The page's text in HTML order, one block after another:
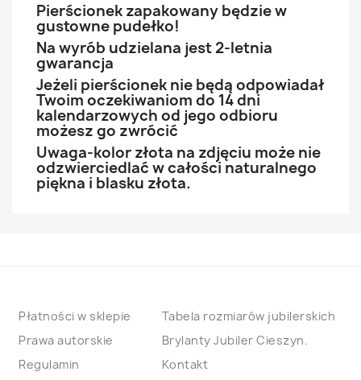
Pierścionek zapakowany będzie w
gustowne pudełko!
Na wyrób udzielana jest 2-letnia
gwarancja
Jeżeli pierścionek nie będą odpowiadał
Twoim oczekiwaniom do 14 dni
kalendarzowych od jego odbioru
możesz go zwrócić
Uwaga-kolor złota na zdjęciu może nie
odzwierciedlać w całości naturalnego
piękna i blasku złota.
Płatności w sklepie
Prawa autorskie
Regulamin
Tabela rozmiarów jubilerskich
Brylanty Jubiler Cieszyn.
Kontakt